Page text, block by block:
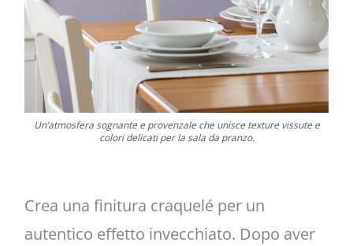
Un’atmosfera sognante e provenzale che unisce texture vissute e
colori delicati per la sala da pranzo.
Crea una finitura craquelé per un
autentico effetto invecchiato. Dopo aver